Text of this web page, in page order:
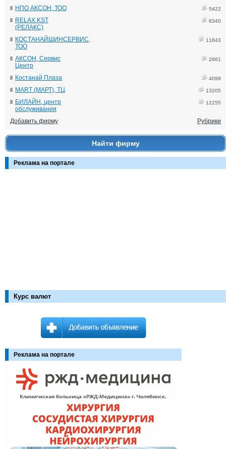
НПО АКСОН, ТОО 5422
RELAX KST
(РЕЛАКС)
8340
КОСТАНАЙШИНСЕРВИС,
ТОО
11843
АКСОН, Сервис
Центр
2661
Костанай Плаза 4099
MART (МАРТ), ТЦ 13205
БИЛАЙН, центр
обслуживания
12255
Добавить фирму Рубрики
Найти фирму
Реклама на портале
Курс валют
Реклама на портале